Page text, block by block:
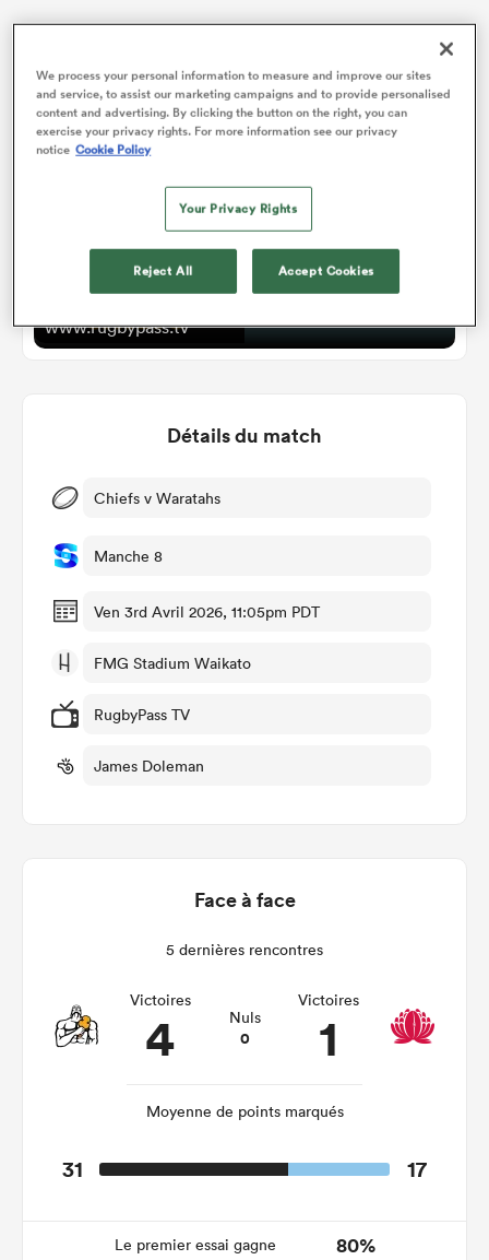
Watch
Chiefs v Waratahs
www.rugbypass.tv
Détails du match
Chiefs v Waratahs
Manche 8
Ven 3rd Avril 2026, 11:05pm PDT
FMG Stadium Waikato
RugbyPass TV
James Doleman
Face à face
5 dernières rencontres
Victoires
4 Nuls
0
Victoires
1
Moyenne de points marqués
31 17
Le premier essai gagne 80%
We process your personal information to measure and improve our sites
and service, to assist our marketing campaigns and to provide personalised
content and advertising. By clicking the button on the right, you can
exercise your privacy rights. For more information see our privacy
notice Cookie Policy
Your Privacy Rights
Reject All Accept Cookies